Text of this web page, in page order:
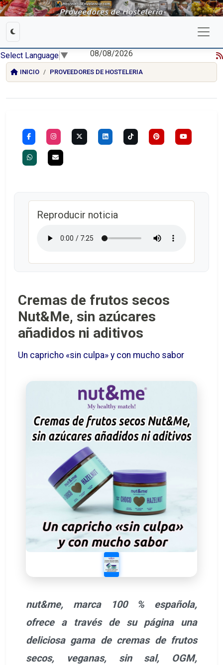
Select Language ▼ 08/08/2026
INICIO PROVEEDORES DE HOSTELERIA
Reproducir noticia
Cremas de frutos secos
Nut&Me, sin azúcares
añadidos ni aditivos
Un capricho «sin culpa» y con mucho sabor
nut&me, marca 100 % española,
ofrece a través de su página una
deliciosa gama de cremas de frutos
secos, veganas, sin sal, OGM,